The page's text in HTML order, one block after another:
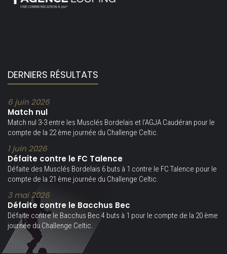
DERNIERS RÉSULTATS
6 juin 2026
Match nul
Match nul 3-3 entre les Musclés Bordelais et l’AGJA Caudéran pour le
compte de la 22 ème journée du Challenge Celtic.
1 juin 2026
Défaite contre le FC Talence
Défaite des Musclés Bordelais 6 buts à 1 contre le FC Talence pour le
compte de la 21 ème journée du Challenge Celtic.
3 mai 2026
Défaite contre le Bacchus Bec
Défaite contre le Bacchus Bec 4 buts à 1 pour le compte de la 20 ème
journée du Challenge Celtic.